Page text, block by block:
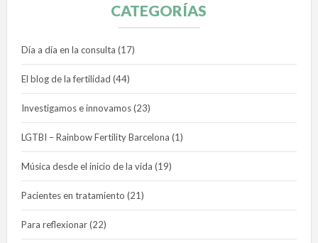
CATEGORÍAS
Día a día en la consulta (17)
El blog de la fertilidad (44)
Investigamos e innovamos(23)
LGTBI – Rainbow Fertility Barcelona (1)
Música desde el inicio de la vida (19)
Pacientes en tratamiento (21)
Para reflexionar(22)